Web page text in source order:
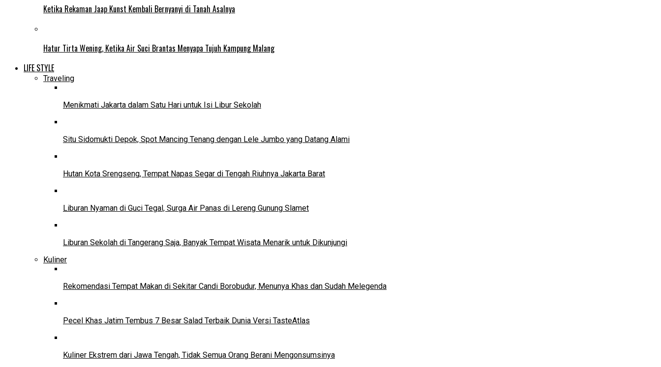
Ketika Rekaman Jaap Kunst Kembali Bernyanyi di Tanah Asalnya
Hatur Tirta Wening, Ketika Air Suci Brantas Menyapa Tujuh Kampung Malang
LIFE STYLE
Traveling
Menikmati Jakarta dalam Satu Hari untuk Isi Libur Sekolah
Situ Sidomukti Depok, Spot Mancing Tenang dengan Lele Jumbo yang Datang Alami
Hutan Kota Srengseng, Tempat Napas Segar di Tengah Riuhnya Jakarta Barat
Liburan Nyaman di Guci Tegal, Surga Air Panas di Lereng Gunung Slamet
Liburan Sekolah di Tangerang Saja, Banyak Tempat Wisata Menarik untuk Dikunjungi
Kuliner
Rekomendasi Tempat Makan di Sekitar Candi Borobudur, Menunya Khas dan Sudah Melegenda
Pecel Khas Jatim Tembus 7 Besar Salad Terbaik Dunia Versi TasteAtlas
Kuliner Ekstrem dari Jawa Tengah, Tidak Semua Orang Berani Mengonsumsinya